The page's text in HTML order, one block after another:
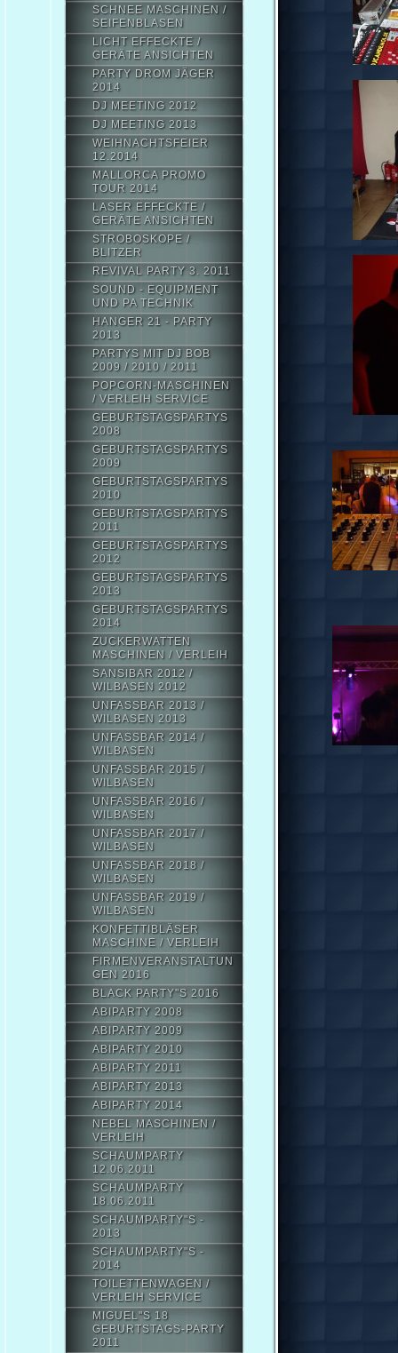
SCHNEE MASCHINEN /
SEIFENBLASEN
LICHT EFFECKTE /
GERÄTE ANSICHTEN
PARTY DROM JÄGER
2014
DJ MEETING 2012
DJ MEETING 2013
WEIHNACHTSFEIER
12.2014
MALLORCA PROMO
TOUR 2014
LASER EFFECKTE /
GERÄTE ANSICHTEN
STROBOSKOPE /
BLITZER
REVIVAL PARTY 3. 2011
SOUND - EQUIPMENT
UND PA TECHNIK
HANGER 21 - PARTY
2013
PARTYS MIT DJ BOB
2009 / 2010 / 2011
POPCORN-MASCHINEN
/ VERLEIH SERVICE
GEBURTSTAGSPARTYS
2008
GEBURTSTAGSPARTYS
2009
GEBURTSTAGSPARTYS
2010
GEBURTSTAGSPARTYS
2011
GEBURTSTAGSPARTYS
2012
GEBURTSTAGSPARTYS
2013
GEBURTSTAGSPARTYS
2014
ZUCKERWATTEN
MASCHINEN / VERLEIH
SANSIBAR 2012 /
WILBASEN 2012
UNFASSBAR 2013 /
WILBASEN 2013
UNFASSBAR 2014 /
WILBASEN
UNFASSBAR 2015 /
WILBASEN
UNFASSBAR 2016 /
WILBASEN
UNFASSBAR 2017 /
WILBASEN
UNFASSBAR 2018 /
WILBASEN
UNFASSBAR 2019 /
WILBASEN
KONFETTIBLÄSER
MASCHINE / VERLEIH
FIRMENVERANSTALTUN
GEN 2016
BLACK PARTY"S 2016
ABIPARTY 2008
ABIPARTY 2009
ABIPARTY 2010
ABIPARTY 2011
ABIPARTY 2013
ABIPARTY 2014
NEBEL MASCHINEN /
VERLEIH
SCHAUMPARTY
12.06.2011
SCHAUMPARTY
18.06.2011
SCHAUMPARTY"S -
2013
SCHAUMPARTY"S -
2014
TOILETTENWAGEN /
VERLEIH SERVICE
MIGUEL"S 18
GEBURTSTAGS-PARTY
2011